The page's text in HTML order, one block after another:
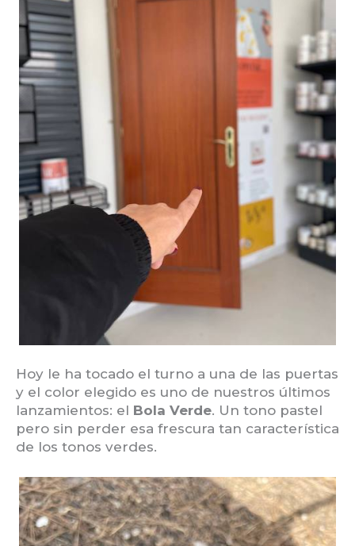
Hoy le ha tocado el turno a una de las puertas
y el color elegido es uno de nuestros últimos
lanzamientos: el Bola Verde. Un tono pastel
pero sin perder esa frescura tan característica
de los tonos verdes.